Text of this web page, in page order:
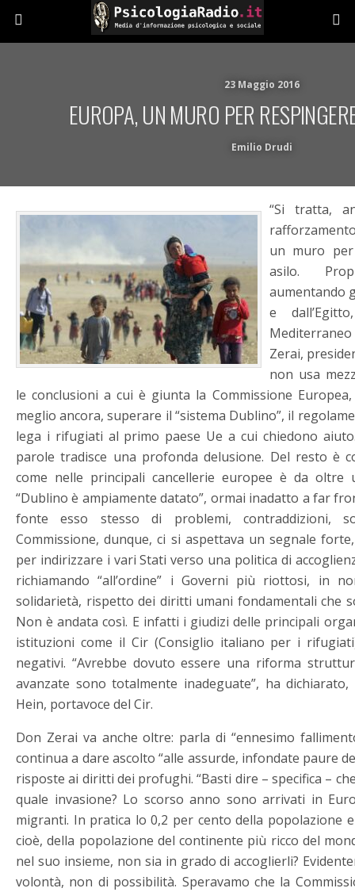
23 Maggio 2016
EUROPA, UN MURO PER
Emilio Drudi
“Si tratta,
un muro
asilo.
aumentando
e
Zerai,
non usa
le conclusioni a cui è giunta la Commissione
meglio ancora, superare il “sistema Dublino”, il
lega i rifugiati al primo paese Ue a cui chiedono
parole tradisce una profonda delusione. Del resto è
come nelle principali cancellerie europee è da oltre
“Dublino è ampiamente datato”, ormai inadatto a far
fonte esso stesso di problemi, contraddizioni,
Commissione, dunque, ci si aspettava un segnale
per indirizzare i vari Stati verso una politica di
richiamando “all’ordine” i Governi più riottosi, in
solidarietà, rispetto dei diritti umani fondamentali che
Non è andata così. E infatti i giudizi delle principali
istituzioni come il Cir (Consiglio italiano per i
negativi. “Avrebbe dovuto essere una riforma
avanzate sono totalmente inadeguate”, ha
Hein, portavoce del Cir.
Don Zerai va anche oltre: parla di “ennesimo
continua a dare ascolto “alle assurde, infondate paure
risposte ai diritti dei profughi. “Basti dire – specifica –
quale invasione? Lo scorso anno sono arrivati in
migranti. In pratica lo 0,2 per cento della popolazione
cioè, della popolazione del continente più ricco del
nel suo insieme, non sia in grado di accoglierli?
volontà, non di possibilità. Speravamo che la